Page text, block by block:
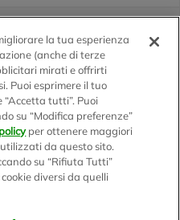
la tua esperienza
(anche di terze
mirati e offrirti
Puoi esprimere il tuo
“Accetta tutti”. Puoi
su “Modifica preferenze”
per ottenere maggiori
da questo sito.
su “Rifiuta Tutti”
diversi da quelli